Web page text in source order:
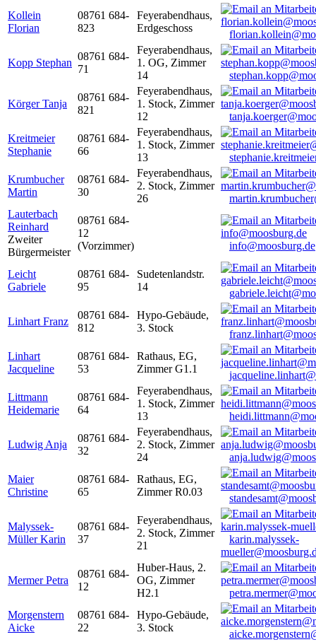
Kollein
Florian
08761 684-
823
Feyerabendhaus,
Erdgeschoss
Kopp Stephan
08761 684-
71
Feyerabendhaus,
1. OG, Zimmer
14
Körger Tanja
08761 684-
821
Feyerabendhaus,
1. Stock, Zimmer
12
Kreitmeier
Stephanie
08761 684-
66
Feyerabendhaus,
1. Stock, Zimmer
13
Krumbucher
Martin
08761 684-
30
Feyerabendhaus,
2. Stock, Zimmer
26
Lauterbach
Reinhard
Zweiter
Bürgermeister
08761 684-
12
(Vorzimmer)
info@moosburg.de
Leicht
Gabriele
08761 684-
95
Sudetenlandstr.
14
Linhart Franz
08761 684-
812
Hypo-Gebäude,
3. Stock
Linhart
Jacqueline
08761 684-
53
Rathaus, EG,
Zimmer G1.1
Littmann
Heidemarie
08761 684-
64
Feyerabendhaus,
1. Stock, Zimmer
13
Ludwig Anja
08761 684-
32
Feyerabendhaus,
2. Stock, Zimmer
24
Maier
Christine
08761 684-
65
Rathaus, EG,
Zimmer R0.03
Malyssek-
Müller Karin
08761 684-
37
Feyerabendhaus,
2. Stock, Zimmer
21
karin.malyssek-
Mermer Petra
08761 684-
12
Huber-Haus, 2.
OG, Zimmer
H2.1
Morgenstern
Aicke
08761 684-
22
Hypo-Gebäude,
3. Stock